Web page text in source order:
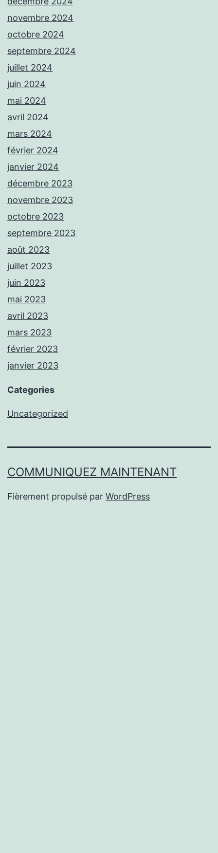
novembre 2024
octobre 2024
septembre 2024
juillet 2024
juin 2024
mai 2024
avril 2024
mars 2024
février 2024
janvier 2024
décembre 2023
novembre 2023
octobre 2023
septembre 2023
août 2023
juillet 2023
juin 2023
mai 2023
avril 2023
mars 2023
février 2023
janvier 2023
Categories
Uncategorized
COMMUNIQUEZ MAINTENANT
Fièrement propulsé par WordPress